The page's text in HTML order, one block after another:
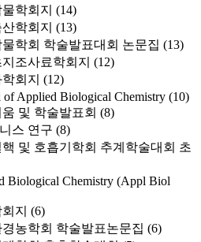
학회지 (14)
학회지 (13)
학회 학술발표대회 논문집 (13)
조사료학회지 (12)
회지 (12)
of Applied Biological Chemistry (10)
및 학술발표회 (8)
스 연구 (8)
및 호흡기학회 추계학술대회 초
Biological Chemistry (Appl Biol
지 (6)
농학회 학술발표논문집 (6)